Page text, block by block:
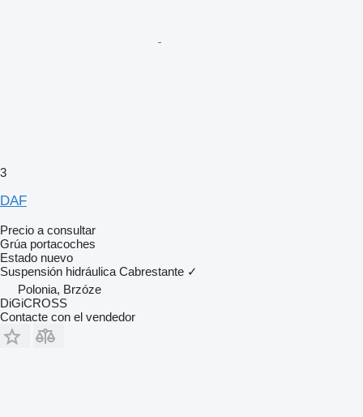
3
DAF
Precio a consultar
Grúa portacoches
Estado nuevo
Suspensión hidráulica Cabrestante ✓
Polonia, Brzóze
DiGiCROSS
Contacte con el vendedor